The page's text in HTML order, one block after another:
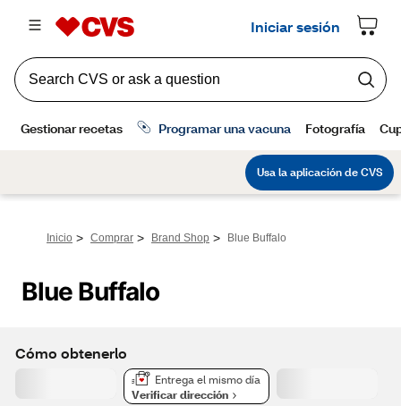
Inicio > Comprar > Brand Shop > Blue Buffalo
Blue Buffalo
Cómo obtenerlo
Entrega el mismo día
Verificar dirección